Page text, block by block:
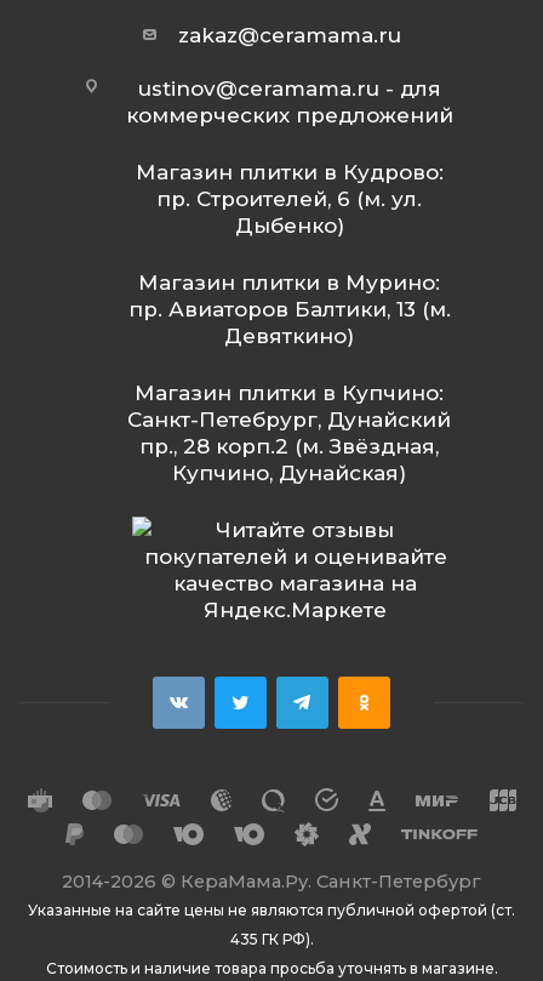
zakaz@ceramama.ru
ustinov@ceramama.ru - для
коммерческих предложений
Магазин плитки в Кудрово:
пр. Строителей, 6 (м. ул.
Дыбенко)
Магазин плитки в Мурино:
пр. Авиаторов Балтики, 13 (м.
Девяткино)
Магазин плитки в Купчино:
Санкт-Петебрург, Дунайский
пр., 28 корп.2 (м. Звёздная,
Купчино, Дунайская)
2014-2026 © КераМама.Ру. Санкт-Петербург
Указанные на сайте цены не являются публичной офертой (ст.
435 ГК РФ).
Стоимость и наличие товара просьба уточнять в магазине.